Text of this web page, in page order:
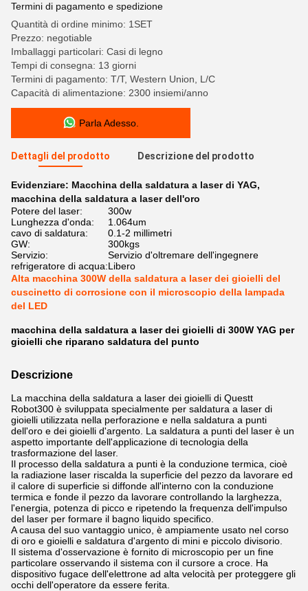
Termini di pagamento e spedizione
Quantità di ordine minimo: 1SET
Prezzo: negotiable
Imballaggi particolari: Casi di legno
Tempi di consegna: 13 giorni
Termini di pagamento: T/T, Western Union, L/C
Capacità di alimentazione: 2300 insiemi/anno
Parla Adesso.
Dettagli del prodotto Descrizione del prodotto
Evidenziare: Macchina della saldatura a laser di YAG,
macchina della saldatura a laser dell'oro
Potere del laser:
300w
Lunghezza d'onda:
1.064um
cavo di saldatura:
0.1-2 millimetri
GW:
300kgs
Servizio:
Servizio d'oltremare dell'ingegnere
refrigeratore di acqua:Libero
Alta macchina 300W della saldatura a laser dei gioielli del
cuscinetto di corrosione con il microscopio della lampada
del LED
macchina della saldatura a laser dei gioielli di 300W YAG per
gioielli che riparano saldatura del punto
Descrizione
La macchina della saldatura a laser dei gioielli di Questt
Robot300 è sviluppata specialmente per saldatura a laser di
gioielli utilizzata nella perforazione e nella saldatura a punti
dell'oro e dei gioielli d'argento. La saldatura a punti del laser è un
aspetto importante dell'applicazione di tecnologia della
trasformazione del laser.
Il processo della saldatura a punti è la conduzione termica, cioè
la radiazione laser riscalda la superficie del pezzo da lavorare ed
il calore di superficie si diffonde all'interno con la conduzione
termica e fonde il pezzo da lavorare controllando la larghezza,
l'energia, potenza di picco e ripetendo la frequenza dell'impulso
del laser per formare il bagno liquido specifico.
A causa del suo vantaggio unico, è ampiamente usato nel corso
di oro e gioielli e saldatura d'argento di mini e piccolo divisorio.
Il sistema d'osservazione è fornito di microscopio per un fine
particolare osservando il sistema con il cursore a croce. Ha
dispositivo fugace dell'elettrone ad alta velocità per proteggere gli
occhi dell'operatore da essere ferita.